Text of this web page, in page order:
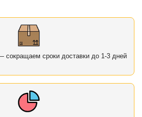
сокращаем сроки доставки до 1-3 дней